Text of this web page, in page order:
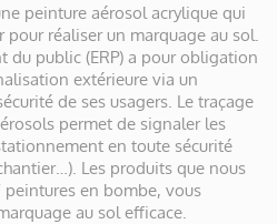
peinture aérosol acrylique qui
pour réaliser un marquage au sol.
du public (ERP) a pour obligation
extérieure via un
de ses usagers. Le traçage
permet de signaler les
en toute sécurité
Les produits que nous
en bombe, vous
au sol efficace.